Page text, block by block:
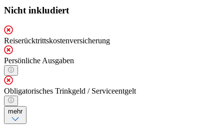
Nicht inkludiert
Reiserücktrittskostenversicherung
Persönliche Ausgaben
Obligatorisches Trinkgeld / Serviceentgelt
mehr